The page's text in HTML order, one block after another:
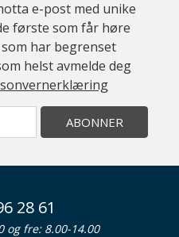
e-post med unike
første som får høre
har begrenset
helst avmelde deg
ABONNER
28 61
og fre: 8.00-14.00